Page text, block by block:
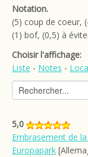
Notation.
(5) coup de coeur,
(1) bof, (0,5) à
Choisir l'affichage:
Liste - Notes -
5,0
Embrasement de
Europapark